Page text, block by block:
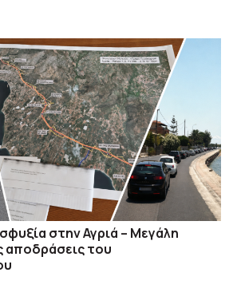
στην Αγριά – Μεγάλη
αποδράσεις του